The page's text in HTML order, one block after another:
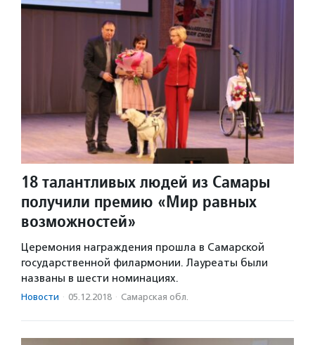
18 талантливых людей из Самары
получили премию «Мир равных
возможностей»
Церемония награждения прошла в Самарской
государственной филармонии. Лауреаты были
названы в шести номинациях.
Новости · 05.12.2018 · Самарская обл.